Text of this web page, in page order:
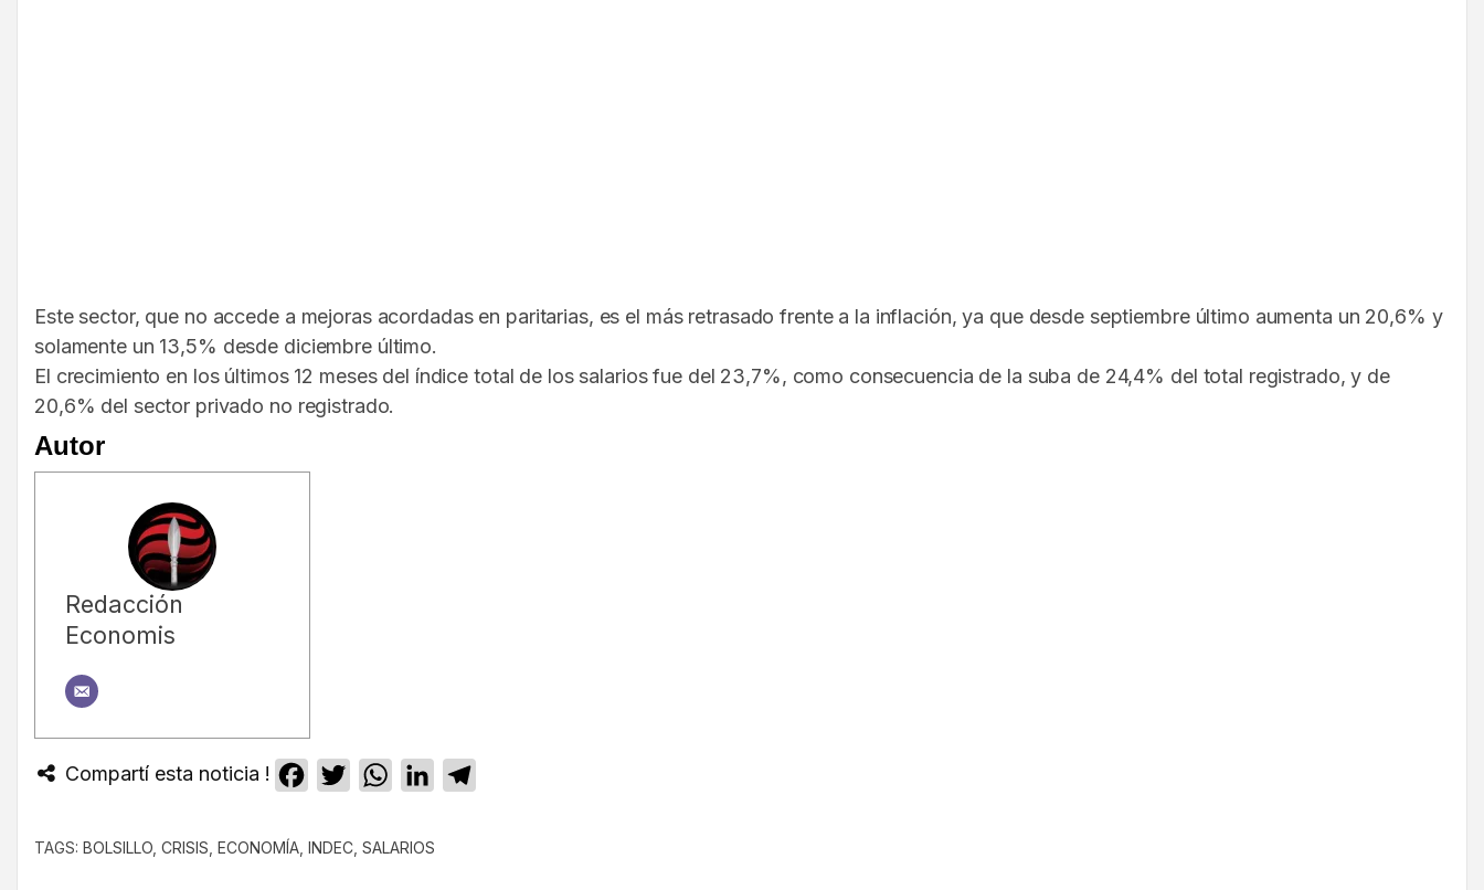
Este sector, que no accede a mejoras acordadas en paritarias, es el más retrasado frente a la inflación, ya que desde septiembre último aumenta un 20,6% y
solamente un 13,5% desde diciembre último.
El crecimiento en los últimos 12 meses del índice total de los salarios fue del 23,7%, como consecuencia de la suba de 24,4% del total registrado, y de
20,6% del sector privado no registrado.
Autor
Redacción
Economis
Compartí esta noticia ! Facebook
TwitterWhatsApp
LinkedIn
TAGS: BOLSILLO CRISIS ECONOMÍA INDEC SALARIOS